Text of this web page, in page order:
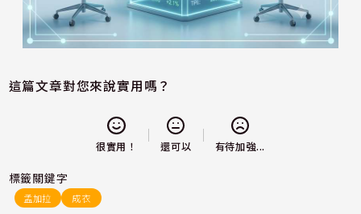
這篇文章對您來說實用嗎？
很實用！ 還可以 有待加強...
標籤關鍵字
孟加拉 成衣